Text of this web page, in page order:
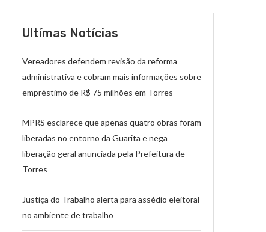
Ultímas Notícias
Vereadores defendem revisão da reforma
administrativa e cobram mais informações sobre
empréstimo de R$ 75 milhões em Torres
MPRS esclarece que apenas quatro obras foram
liberadas no entorno da Guarita e nega
liberação geral anunciada pela Prefeitura de
Torres
Justiça do Trabalho alerta para assédio eleitoral
no ambiente de trabalho